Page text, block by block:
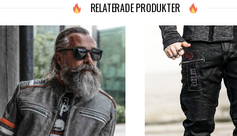
RELATERADE PRODUKTER